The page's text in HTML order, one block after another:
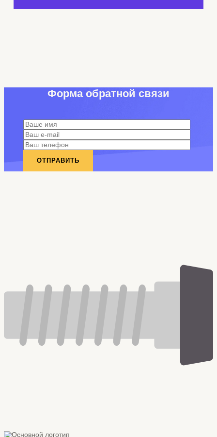
Форма обратной связи